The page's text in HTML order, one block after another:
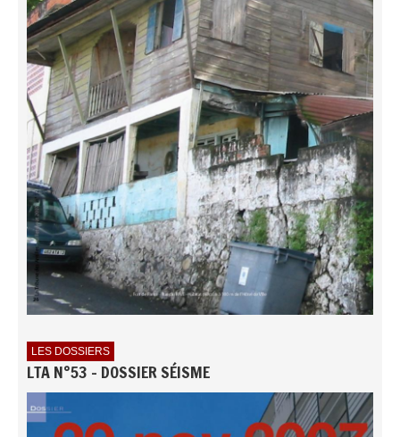
LES DOSSIERS
LTA N°53 - DOSSIER SÉISME